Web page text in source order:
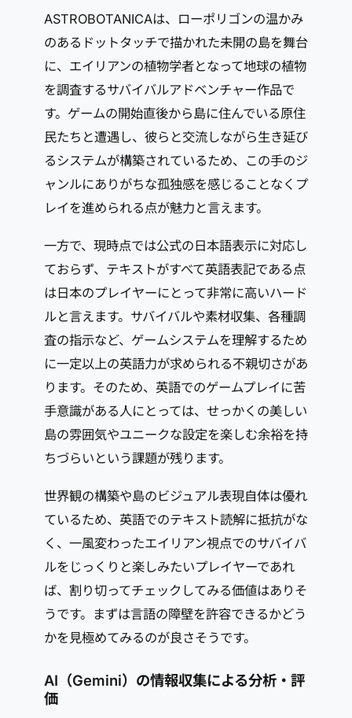
ASTROBOTANICAは、ローポリゴンの温かみ
のあるドットタッチで描かれた未開の島を舞台
に、エイリアンの植物学者となって地球の植物
を調査するサバイバルアドベンチャー作品で
す。ゲームの開始直後から島に住んでいる原住
民たちと遭遇し、彼らと交流しながら生き延び
るシステムが構築されているため、この手のジ
ャンルにありがちな孤独感を感じることなくプ
レイを進められる点が魅力と言えます。
一方で、現時点では公式の日本語表示に対応し
ておらず、テキストがすべて英語表記である点
は日本のプレイヤーにとって非常に高いハード
ルと言えます。サバイバルや素材収集、各種調
査の指示など、ゲームシステムを理解するため
に一定以上の英語力が求められる不親切さがあ
ります。そのため、英語でのゲームプレイに苦
手意識がある人にとっては、せっかくの美しい
島の雰囲気やユニークな設定を楽しむ余裕を持
ちづらいという課題が残ります。
世界観の構築や島のビジュアル表現自体は優れ
ているため、英語でのテキスト読解に抵抗がな
く、一風変わったエイリアン視点でのサバイバ
ルをじっくりと楽しみたいプレイヤーであれ
ば、割り切ってチェックしてみる価値はありそ
うです。まずは言語の障壁を許容できるかどう
かを見極めてみるのが良さそうです。
AI（Gemini）の情報収集による分析・評
価